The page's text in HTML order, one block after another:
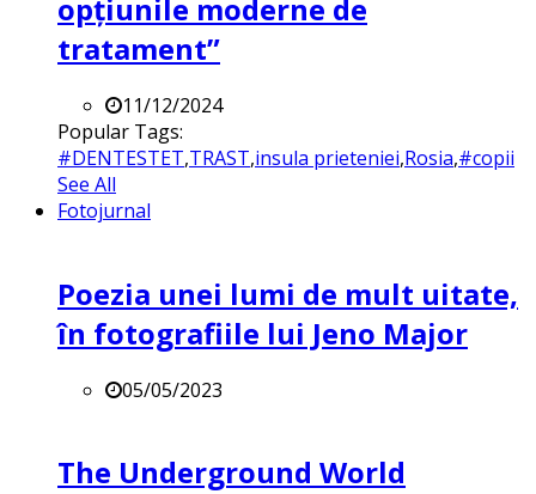
opțiunile moderne de
tratament”
11/12/2024
Popular Tags:
#DENTESTET,TRAST,insula prieteniei,Rosia,#copii
See All
Fotojurnal
Poezia unei lumi de mult uitate,
în fotografiile lui Jeno Major
05/05/2023
The Underground World